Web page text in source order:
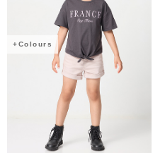
+Colours